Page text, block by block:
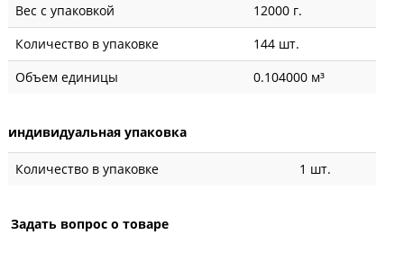
Вес с упаковкой
12000 г.
Количество в упаковке
144 шт.
Объем единицы
0.104000 м³
индивидуальная упаковка
Количество в упаковке 1 шт.
Задать вопрос о товаре